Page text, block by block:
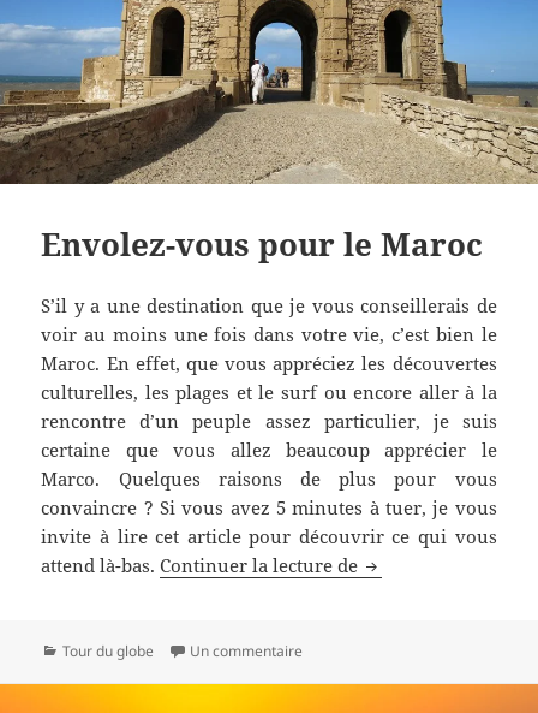
Envolez-vous pour le Maroc
S’il y a une destination que je vous conseillerais de
voir au moins une fois dans votre vie, c’est bien le
Maroc. En effet, que vous appréciez les découvertes
culturelles, les plages et le surf ou encore aller à la
rencontre d’un peuple assez particulier, je suis
certaine que vous allez beaucoup apprécier le
Marco. Quelques raisons de plus pour vous
convaincre ? Si vous avez 5 minutes à tuer, je vous
invite à lire cet article pour découvrir ce qui vous
attend là-bas.Continuer la lecture de Envolez-vous pour
Catégories
Tour du globe Un commentaire